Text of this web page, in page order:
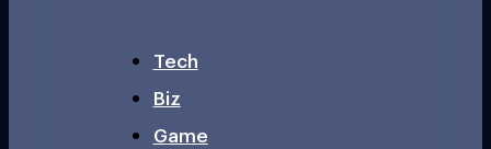
Tech
Biz
Game